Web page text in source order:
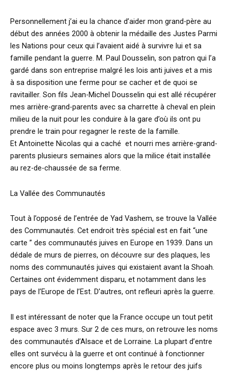
Personnellement j’ai eu la chance d’aider mon grand-père au
début des années 2000 à obtenir la médaille des Justes Parmi
les Nations pour ceux qui l’avaient aidé à survivre lui et sa
famille pendant la guerre. M. Paul Dousselin, son patron qui l’a
gardé dans son entreprise malgré les lois anti juives et a mis
à sa disposition une ferme pour se cacher et de quoi se
ravitailler. Son fils Jean-Michel Dousselin qui est allé récupérer
mes arrière-grand-parents avec sa charrette à cheval en plein
milieu de la nuit pour les conduire à la gare d’où ils ont pu
prendre le train pour regagner le reste de la famille.
Et Antoinette Nicolas qui a caché et nourri mes arrière-grand-
parents plusieurs semaines alors que la milice était installée
au rez-de-chaussée de sa ferme.
La Vallée des Communautés
Tout à l’opposé de l’entrée de Yad Vashem, se trouve la Vallée
des Communautés. Cet endroit très spécial est en fait “une
carte ” des communautés juives en Europe en 1939. Dans un
dédale de murs de pierres, on découvre sur des plaques, les
noms des communautés juives qui existaient avant la Shoah.
Certaines ont évidemment disparu, et notamment dans les
pays de l’Europe de l’Est. D’autres, ont refleuri après la guerre.
Il est intéressant de noter que la France occupe un tout petit
espace avec 3 murs. Sur 2 de ces murs, on retrouve les noms
des communautés d’Alsace et de Lorraine. La plupart d’entre
elles ont survécu à la guerre et ont continué à fonctionner
encore plus ou moins longtemps après le retour des juifs